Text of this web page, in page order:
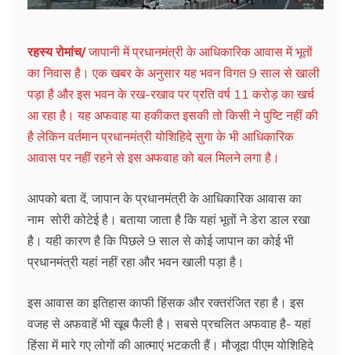
रहस्य रोमांच/जापानी में प्रधानमंत्री के आधिकारिक आवास में भूतों
का निवास है। एक खबर के अनुसार यह भवन विगत 9 साल से खाली
पड़ा है और इस भवन के रख-रखाव पर प्रति वर्ष 11 करोड़ का खर्च
आ रहा है। यह अफवाह या हकीकत इसकी तो किसी ने पुष्टि नहीं की
है लेकिन वर्तमान प्रधानमंत्री योशिहिदे सुगा के भी आधिकारिक
आवास पर नहीं रहने से इस अफवाह को बल मिलने लगा है।
आपको बता दें, जापान के प्रधानमंत्री के आधिकारिक आवास का
नाम सोरी कोटेई है। बताया जाता है कि यहां भूतों ने डेरा डाल रखा
है। यही कारण है कि पिछले 9 साल से कोई जापान का कोई भी
प्रधानमंत्री यहां नहीं रहा और भवन खाली पड़ा है।
इस आवास का इतिहास काफी हिंसक और रक्तरंजित रहा है। इस
वजह से अफवाहें भी खूब फैली है। सबसे प्रचलित अफवाह है- यहां
हिंसा में मारे गए लोगों की आत्माएं भटकती हैं। मौजूदा पीएम योशिहिदे